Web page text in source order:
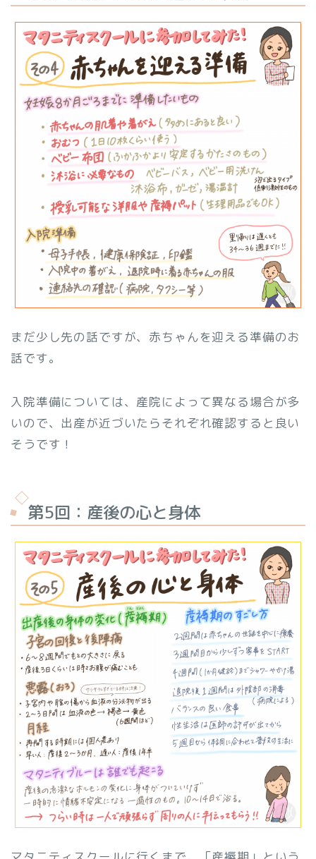
まだ少し先の話ですが、赤ちゃんを迎える準備のお
話です。
入院準備については、産院によって異なる場合が多
いので、出産が近づいたらそれぞれ確認すると良い
そうです！
第5回：産後の心と身体